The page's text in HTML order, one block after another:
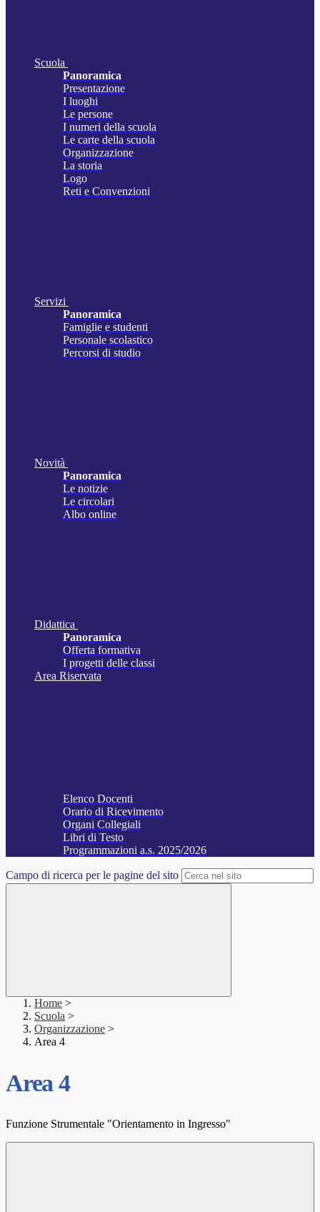
Scuola
Panoramica
Presentazione
I luoghi
Le persone
I numeri della scuola
Le carte della scuola
Organizzazione
La storia
Logo
Reti e Convenzioni
Servizi
Panoramica
Famiglie e studenti
Personale scolastico
Percorsi di studio
Novità
Panoramica
Le notizie
Le circolari
Albo online
Didattica
Panoramica
Offerta formativa
I progetti delle classi
Area Riservata
Elenco Docenti
Orario di Ricevimento
Organi Collegiali
Libri di Testo
Programmazioni a.s. 2025/2026
Campo di ricerca per le pagine del sito
Home >
Scuola >
Organizzazione >
Area 4
Area 4
Funzione Strumentale "Orientamento in Ingresso"